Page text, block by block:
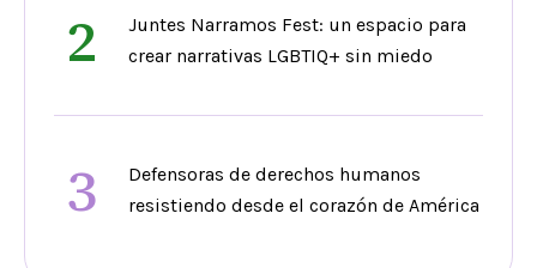
2
Juntes Narramos Fest: un espacio para
crear narrativas LGBTIQ+ sin miedo
3
Defensoras de derechos humanos
resistiendo desde el corazón de América